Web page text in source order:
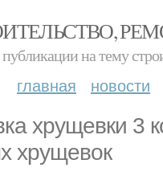
на тему
главная новости
хрущевки 3
хрущевок